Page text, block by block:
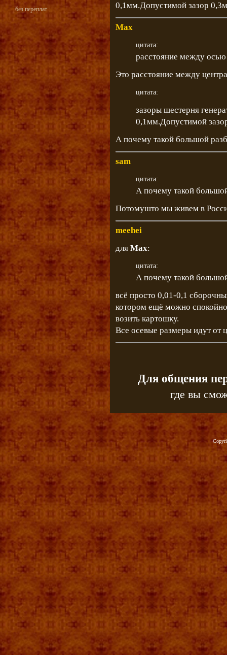
без переплат
0,1мм.Допустимой зазор
Max
цитата:
расстояние между
Это расстояние между
цитата:
зазоры шестерня
0,1мм.Допустимой
А почему такой большой
sam
цитата:
А почему такой
Потомушто мы живем в
meehei
для Max:
цитата:
А почему такой
всё просто 0,01-0,1
котором ещё можно спокойно
возить картошку.
Все осевые размеры идут от
Для общения
где вы